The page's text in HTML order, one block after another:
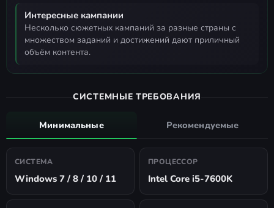
Интересные кампании
несколько сюжетных кампаний за разные страны с
множеством заданий и достижений дают приличный
объём контента.
СИСТЕМНЫЕ ТРЕБОВАНИЯ
Минимальные Рекомендуемые
СИСТЕМА
Windows 7 / 8 / 10 / 11
ПРОЦЕССОР
Intel Core i5-7600K